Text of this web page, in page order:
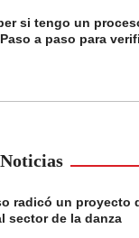
si tengo un
a paso para
radicó un proyecto
sector de la danza